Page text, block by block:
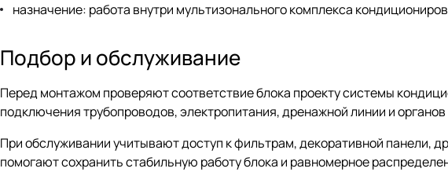
назначение: работа внутри мультизонального комплекса
Подбор и обслуживание
Перед монтажом проверяют соответствие блока проекту системы
подключения трубопроводов, электропитания, дренажной линии и
При обслуживании учитывают доступ к фильтрам, декоративной панели,
помогают сохранить стабильную работу блока и равномерное